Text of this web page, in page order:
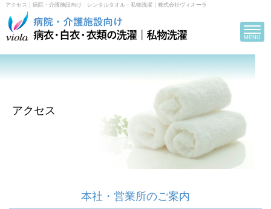
アクセス｜病院・介護施設向け レンタルタオル・私物洗濯｜株式会社ヴィオーラ
Toggle
MENU
アクセス
本社・営業所のご案内